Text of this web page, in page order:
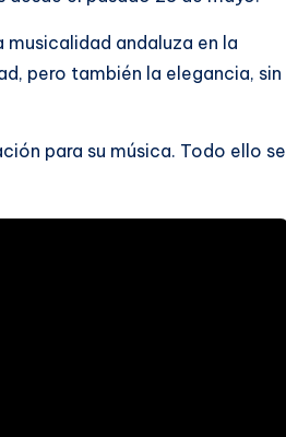
andaluza en la
pero también la elegancia, sin
para su música. Todo ello se